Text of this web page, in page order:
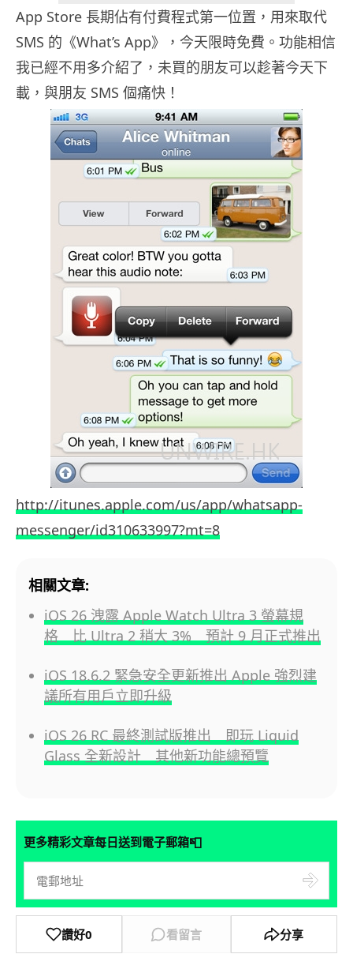
App Store 長期佔有付費程式第一位置，用來取代
SMS 的《What’s App》，今天限時免費。功能相信
我已經不用多介紹了，未買的朋友可以趁著今天下
載，與朋友 SMS 個痛快！
http://itunes.apple.com/us/app/whatsapp-
messenger/id310633997?mt=8
相關文章:
iOS 26 洩露 Apple Watch Ultra 3 螢幕規
格 比 Ultra 2 稍大 3% 預計 9 月正式推出
iOS 18.6.2 緊急安全更新推出 Apple 強烈建
議所有用戶立即升級
iOS 26 RC 最終測試版推出 即玩 Liquid
Glass 全新設計 其他新功能總預覽
更多精彩文章每日送到電子郵箱📮
讚好0 看留言 分享